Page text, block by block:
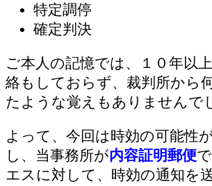
特定調停
確定判決
ご本人の記憶では、１０年以
絡もしておらず、裁判所から
たような覚えもありませんで
よって、今回は時効の可能性
し、当事務所が内容証明郵便
エスに対して、時効の通知を